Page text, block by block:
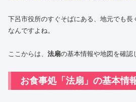
下呂市役所のすぐそばにある、地元でも長
なんですよね。
ここからは、 法扇の基本情報や地図を確認
お食事処「法扇」の基本情